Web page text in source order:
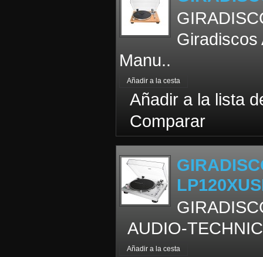
Giradiscos
Manu..
Añadir a la lista
Comparar
AUDIO-